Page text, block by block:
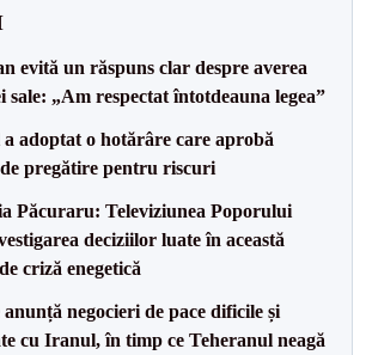
evită un răspuns clar despre averea
sale: „Am respectat întotdeauna legea”
adoptat o hotărâre care aprobă
pregătire pentru riscuri
Păcuraru: Televiziunea Poporului
deciziilor luate în această
criză enegetică
negocieri de pace dificile și
cu Iranul, în timp ce Teheranul neagă